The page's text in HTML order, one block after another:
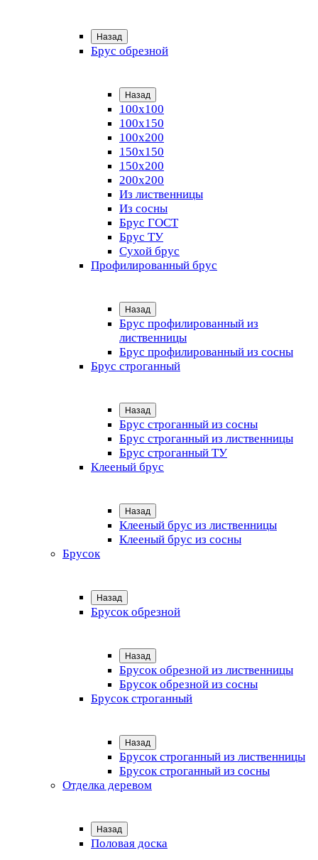
Назад
Брус обрезной
Назад
100х100
100х150
100х200
150х150
150х200
200х200
Из лиственницы
Из сосны
Брус ГОСТ
Брус ТУ
Сухой брус
Профилированный брус
Назад
Брус профилированный из
лиственницы
Брус профилированный из сосны
Брус строганный
Назад
Брус строганный из сосны
Брус строганный из лиственницы
Брус строганный ТУ
Клееный брус
Назад
Клееный брус из лиственницы
Клееный брус из сосны
Брусок
Назад
Брусок обрезной
Назад
Брусок обрезной из лиственницы
Брусок обрезной из сосны
Брусок строганный
Назад
Брусок строганный из лиственницы
Брусок строганный из сосны
Отделка деревом
Назад
Половая доска